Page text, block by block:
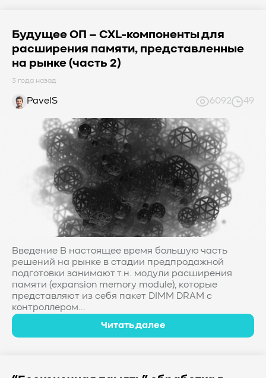
Будущее ОП – CXL-компоненты для
расширения памяти, представленные
на рынке (часть 2)
3 года назад
PavelS 6092 49
Введение В настоящее время большую часть
решений на рынке в стадии предпродажной
подготовки занимают т.н. модули расширения
памяти (expansion memory module), которые
представляют из себя пакет DIMM DRAM с
контроллером...
Читать далее